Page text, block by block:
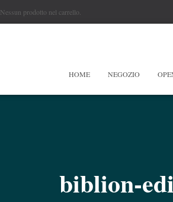
Nessun prodotto nel carrello.
HOME NEGOZIO
biblion-